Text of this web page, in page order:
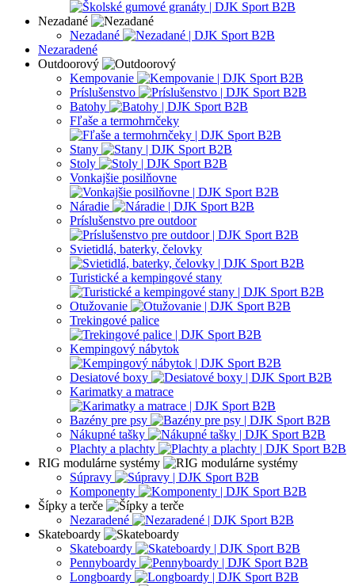
Nezadané
Nezadané
Nezaradené
Outdoorový
Kempovanie
Príslušenstvo
Batohy
Fľaše a termohrnčeky
Stany
Stoly
Vonkajšie posilňovne
Náradie
Príslušenstvo pre outdoor
Svietidlá, baterky, čelovky
Turistické a kempingové stany
Otužovanie
Trekingové palice
Kempingový nábytok
Desiatové boxy
Karimatky a matrace
Bazény pre psy
Nákupné tašky
Plachty a plachty
RIG modulárne systémy
Súpravy
Komponenty
Šípky a terče
Nezaradené
Skateboardy
Skateboardy
Pennyboardy
Longboardy